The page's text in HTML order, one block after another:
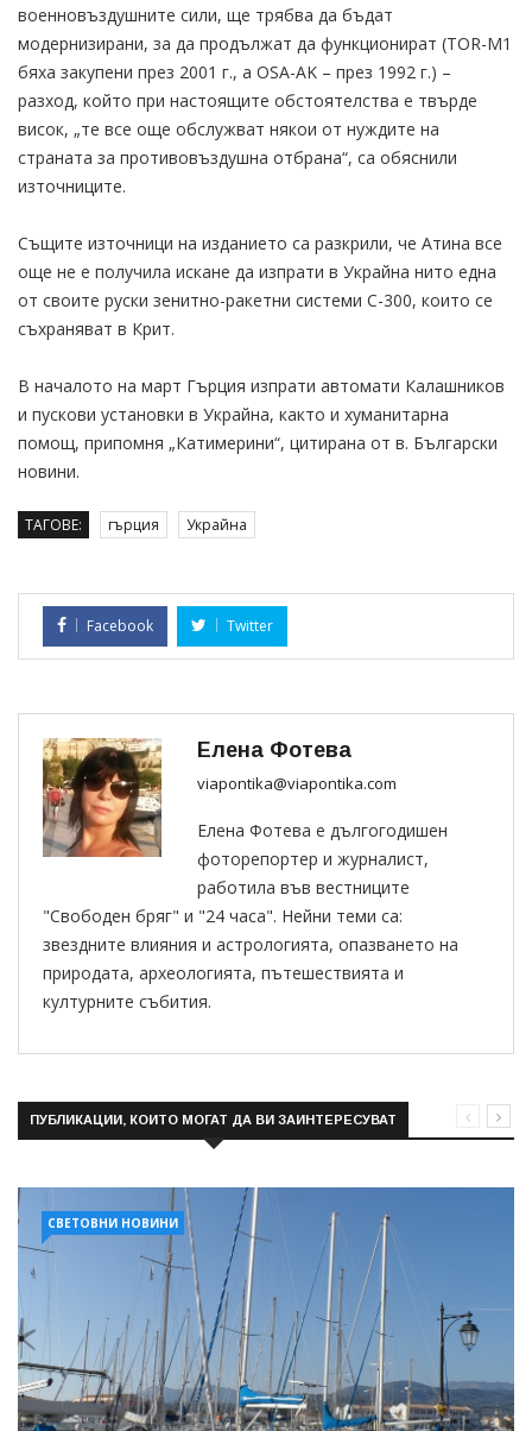
военновъздушните сили, ще трябва да бъдат
модернизирани, за да продължат да функционират (TOR-M1
бяха закупени през 2001 г., а OSA-AK – през 1992 г.) –
разход, който при настоящите обстоятелства е твърде
висок, „те все още обслужват някои от нуждите на
страната за противовъздушна отбрана“, са обяснили
източниците.
Същите източници на изданието са разкрили, че Атина все
още не е получила искане да изпрати в Украйна нито една
от своите руски зенитно-ракетни системи С-300, които се
съхраняват в Крит.
В началото на март Гърция изпрати автомати Калашников
и пускови установки в Украйна, както и хуманитарна
помощ, припомня „Катимерини“, цитирана от в. Български
новини.
ТАГОВЕ: гърция Украйна
Facebook Twitter
Елена Фотева
viapontika@viapontika.com
Елена Фотева е дългогодишен
фоторепортер и журналист,
работила във вестниците
"Свободен бряг" и "24 часа". Нейни теми са:
звездните влияния и астрологията, опазването на
природата, археологията, пътешествията и
културните събития.
ПУБЛИКАЦИИ, КОИТО МОГАТ ДА ВИ ЗАИНТЕРЕСУВАТ
СВЕТОВНИ НОВИНИ